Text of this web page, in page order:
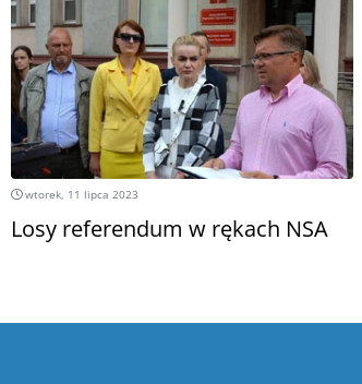
wtorek, 11 lipca 2023
Losy referendum w rękach NSA